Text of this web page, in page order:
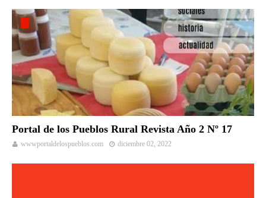
Portal de los Pueblos Rural Revista Año 2 Nº 17
wwwportaldelospueblos.com diciembre 02, 2022